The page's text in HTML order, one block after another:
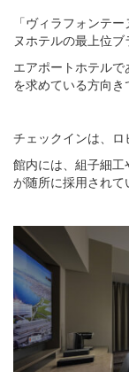
「ヴィラフォンテ
ヌホテルの最上位ブ
エアポートホテル
を求めている方向き
チェックインは、ロ
館内には、組子細
が随所に採用されて